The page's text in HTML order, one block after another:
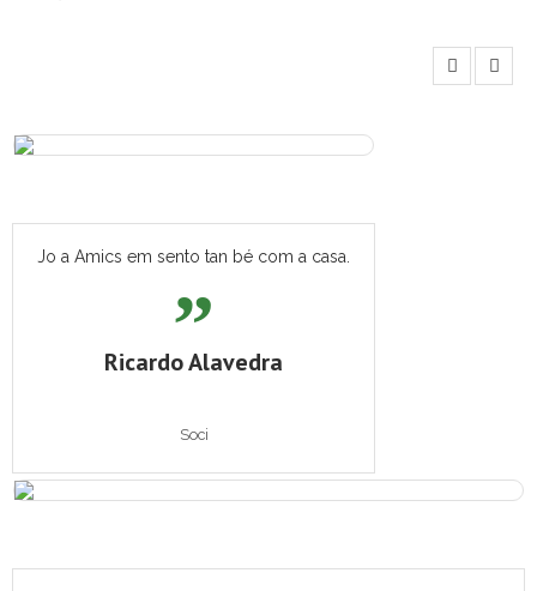
Jo a Amics em sento tan bé com a casa.
Ricardo Alavedra
Soci